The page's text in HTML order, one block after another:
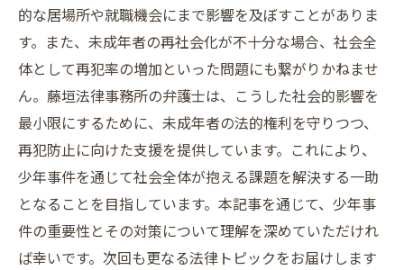
的な居場所や就職機会にまで影響を及ぼすことがありま
す。また、未成年者の再社会化が不十分な場合、社会全
体として再犯率の増加といった問題にも繋がりかねませ
ん。藤垣法律事務所の弁護士は、こうした社会的影響を
最小限にするために、未成年者の法的権利を守りつつ、
再犯防止に向けた支援を提供しています。これにより、
少年事件を通じて社会全体が抱える課題を解決する一助
となることを目指しています。本記事を通じて、少年事
件の重要性とその対策について理解を深めていただけれ
ば幸いです。次回も更なる法律トピックをお届けします